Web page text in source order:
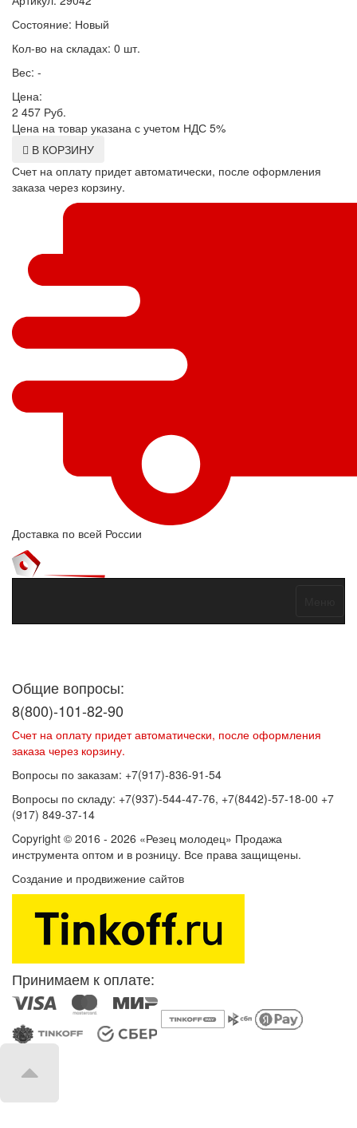
Состояние: Новый
Кол-во на складах: 0 шт.
Вес: -
Цена:
2 457 Руб.
Цена на товар указана с учетом НДС 5%
В КОРЗИНУ
Счет на оплату придет автоматически, после оформления
заказа через корзину.
Доставка по всей России
Общие вопросы:
8(800)-101-82-90
Счет на оплату придет автоматически, после оформления
заказа через корзину.
Вопросы по заказам: +7(917)-836-91-54
Вопросы по складу: +7(937)-544-47-76, +7(8442)-57-18-00 +7
(917) 849-37-14
Copyright © 2016 - 2026 «Резец молодец» Продажа
инструмента оптом и в розницу. Все права защищены.
Создание и продвижение сайтов
Принимаем к оплате: